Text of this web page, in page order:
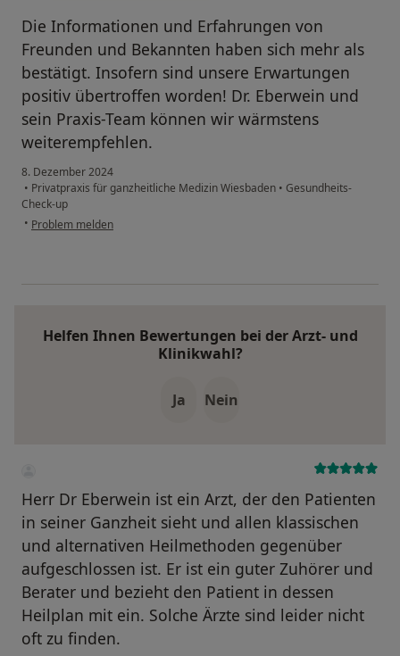
Die Informationen und Erfahrungen von
Freunden und Bekannten haben sich mehr als
bestätigt. Insofern sind unsere Erwartungen
positiv übertroffen worden! Dr. Eberwein und
sein Praxis-Team können wir wärmstens
weiterempfehlen.
8. Dezember 2024
• Privatpraxis für ganzheitliche Medizin Wiesbaden • Gesundheits-
Check-up
• Problem melden
Helfen Ihnen Bewertungen bei der Arzt- und
Klinikwahl?
Ja Nein
Herr Dr Eberwein ist ein Arzt, der den Patienten
in seiner Ganzheit sieht und allen klassischen
und alternativen Heilmethoden gegenüber
aufgeschlossen ist. Er ist ein guter Zuhörer und
Berater und bezieht den Patient in dessen
Heilplan mit ein. Solche Ärzte sind leider nicht
oft zu finden.